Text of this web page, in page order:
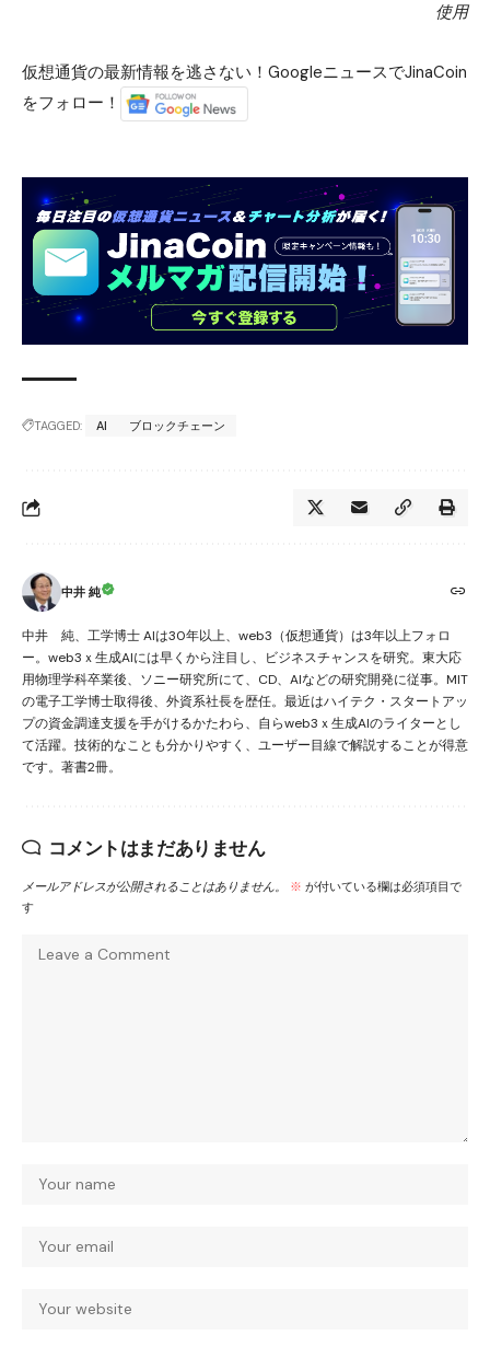
使用
仮想通貨の最新情報を逃さない！GoogleニュースでJinaCoin
をフォロー！
TAGGED: AI ブロックチェーン
中井 純
中井 純、工学博士 AIは30年以上、web3（仮想通貨）は3年以上フォロ
ー。web3ｘ生成AIには早くから注目し、ビジネスチャンスを研究。東大応
用物理学科卒業後、ソニー研究所にて、CD、AIなどの研究開発に従事。MIT
の電子工学博士取得後、外資系社長を歴任。最近はハイテク・スタートアッ
プの資金調達支援を手がけるかたわら、自らweb3ｘ生成AIのライターとし
て活躍。技術的なことも分かりやすく、ユーザー目線で解説することが得意
です。著書2冊。
コメントはまだありません
メールアドレスが公開されることはありません。 ※ が付いている欄は必須項目で
す